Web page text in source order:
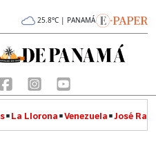
25.8°C | PANAMÁ
La Llorona Venezuela José